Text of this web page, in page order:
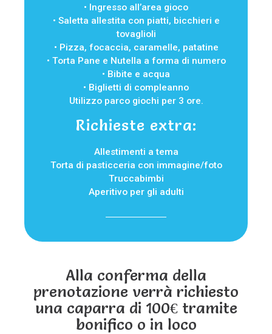
• Ingresso all’area gioco
• Saletta allestita con piatti, bicchieri e
tovaglioli
• Pizza, focaccia, caramelle, patatine
• Torta Pane e Nutella a forma di numero
• Bibite e acqua
• Biglietti di compleanno
Utilizzo parco giochi per 3 ore.
Richieste extra:
Allestimenti a tema
Torta di pasticceria con immagine/foto
Truccabimbi
Aperitivo per gli adulti
Alla conferma della
prenotazione verrà richiesto
una caparra di 100€ tramite
bonifico o in loco